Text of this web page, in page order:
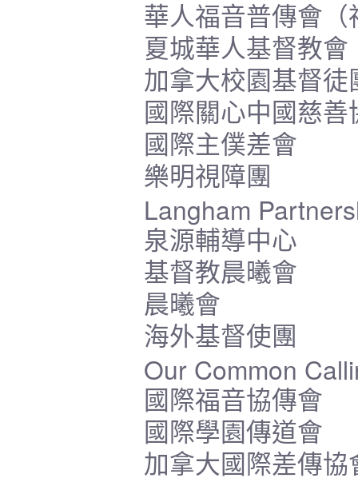
華人福音普傳會（
夏城華人基督教會
加拿大校園基督徒
國際關心中國慈善
國際主僕差會
樂明視障團
Langham
泉源輔導中心
基督教晨曦會
晨曦會
海外基督使團
Our Common
國際福音協傳會
國際學園傳道會
加拿大國際差傳協